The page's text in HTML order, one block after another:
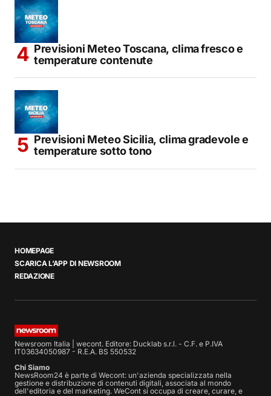
Previsioni Meteo Toscana, clima fresco e
temperature contenute
Previsioni Meteo Sicilia, clima gradevole e
temperature sotto tono
HOMEPAGE
SCARICA L’APP DI NEWSROOM
REDAZIONE
Newsroom Italia | wecont. Editore: Ducklab s.r.l. - C.F. e P.IVA
IT03634050987 - R.E.A. BS 550532
Chi Siamo
NewsRoom24 è parte di Wecont: un'azienda specializzata nella
gestione e distribuzione di contenuti digitali, associata al mondo
dell'editoria e del marketing. WeCont si occupa di creare, curare, e